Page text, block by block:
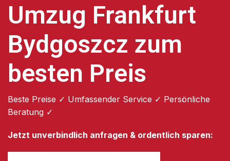
Umzug Frankfurt
Bydgoszcz zum
besten Preis
Beste Preise ✓ Umfassender Service ✓ Persönliche
Beratung ✓
Jetzt unverbindlich anfragen & ordentlich sparen: